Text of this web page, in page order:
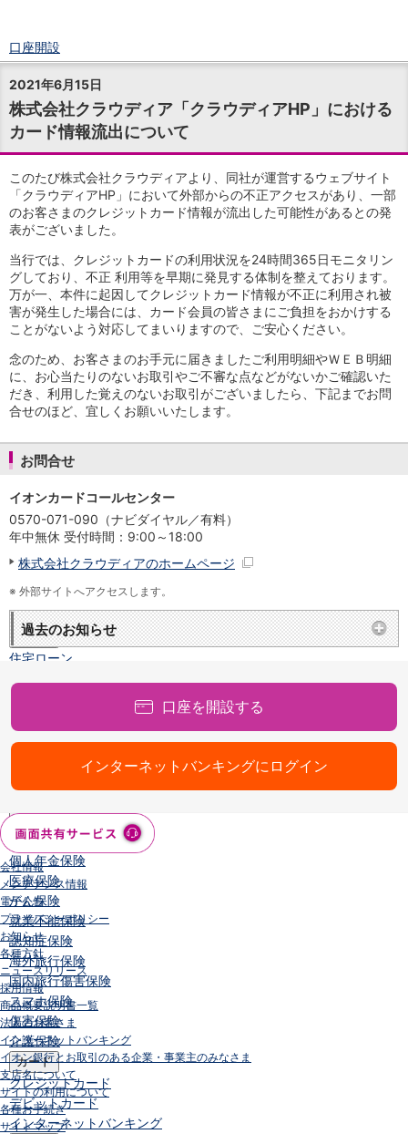
口座開設
ログイン
チャット
メニュー
商品・サービス
預金
円預金 TOP
普通預金
定期預金
積立式定期預金
外貨預金
TOP
外貨普通預金
外貨定期預金
外貨普通預金積立
資産運用
投資信託 TOP
証券口座開設
投信つみたて
NISA
金銭信託のしくみ
iDeCo・国民年金基金
iDeCo（個人型確定拠出年金）
国民年金基金
ロボアドバイザークラウドファンディングTOP
funds
まいクラウドファンディング
ローン
住宅ローン
保険
保険TOP
個人年金保険
医療保険
がん保険
就業不能保険
認知症保険
海外旅行保険
国内旅行傷害保険
スマホ保険
傷害保険
介護保険
カード
クレジットカード
デビットカード
インターネットバンキング
2021年6月15日
株式会社クラウディア「クラウディアHP」における
カード情報流出について
このたび株式会社クラウディアより、同社が運営するウェブサイト
「クラウディアHP」において外部からの不正アクセスがあり、一部
のお客さまのクレジットカード情報が流出した可能性があるとの発
表がございました。
当行では、クレジットカードの利用状況を24時間365日モニタリン
グしており、不正 利用等を早期に発見する体制を整えております。
万が一、本件に起因してクレジットカード情報が不正に利用され被
害が発生した場合には、カード会員の皆さまにご負担をおかけする
ことがないよう対応してまいりますので、ご安心ください。
念のため、お客さまのお手元に届きましたご利用明細やＷＥＢ明細
に、お心当たりのないお取引やご不審な点などがないかご確認いた
だき、利用した覚えのないお取引がございましたら、下記までお問
合せのほど、宜しくお願いいたします。
お問合せ
イオンカードコールセンター
0570-071-090（ナビダイヤル／有料）
年中無休 受付時間：9:00～18:00
株式会社クラウディアのホームページ
※ 外部サイトへアクセスします。
過去のお知らせ
口座を開設する
インターネットバンキングにログイン
会社情報
メンテナンス情報
電子公告
プライバシーポリシー
お知らせ
各種方針
ニュースリリース
採用情報
商品概要説明書一覧
法人のお客さま
インターネットバンキング
イオン銀行とお取引のある企業・事業主のみなさま
支店名について
サイトの利用について
各種お手続き
サイトマップ